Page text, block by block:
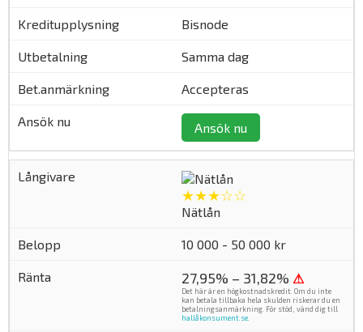
Bisnode
Samma dag
Accepteras
Ansök nu
★★★☆☆
Nätlån
10 000 - 50 000 kr
27,95% – 31,82% ⚠
Det här är en högkostnadskredit. Om du inte
kan betala tillbaka hela skulden riskerar du en
betalningsanmärkning. För stöd, vänd dig till
hallåkonsument.se